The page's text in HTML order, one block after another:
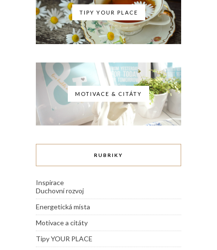
TIPY YOUR PLACE
MOTIVACE & CITÁTY
RUBRIKY
Inspirace
Duchovní rozvoj
Energetická místa
Motivace a citáty
Tipy YOUR PLACE